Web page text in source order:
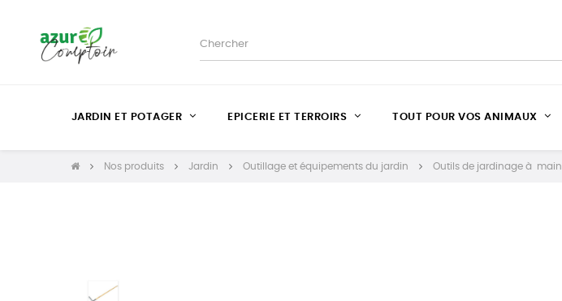
JARDIN ET POTAGER EPICERIE ET TERROIRS TOUT POUR VOS ANIMAUX
Nos produits Jardin Outillage et équipements du jardin Outils de jardinage à main